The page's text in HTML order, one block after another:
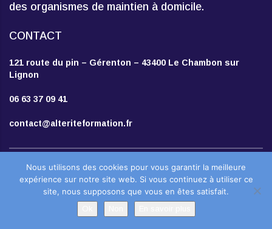
des organismes de maintien à domicile.
CONTACT
121 route du pin – Gérenton – 43400 Le Chambon sur
Lignon
06 63 37 09 41
contact@alteriteformation.fr
Création Agence de communication Moringa
Mentions légales-Politique de
Nous utilisons des cookies pour vous garantir la meilleure
expérience sur notre site web. Si vous continuez à utiliser ce
site, nous supposons que vous en êtes satisfait.